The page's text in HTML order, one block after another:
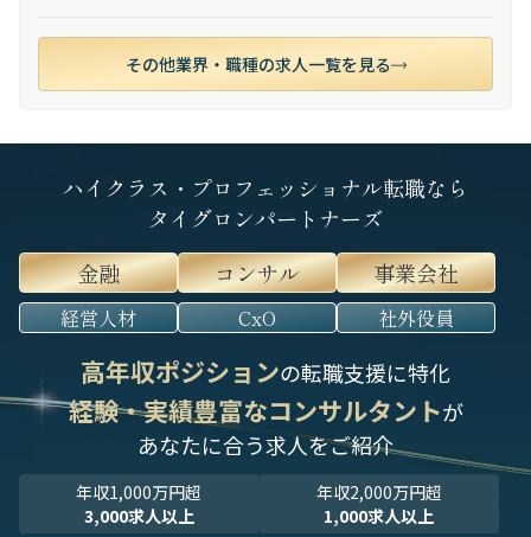
その他業界・職種の求人一覧を見る
ハイクラス・プロフェッショナル転職なら
タイグロンパートナーズ
金融
コンサル 事業会社
経営人材 CxO 社外役員
高年収ポジションの転職支援に特化
経験・実績豊富なコンサルタントが
あなたに合う求人をご紹介
年収1,000万円超
3,000求人以上
年収2,000万円超
1,000求人以上